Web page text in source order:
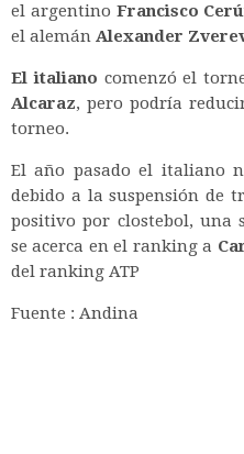
el argentino Francisco
el alemán Alexander
El italiano comenzó el
Alcaraz, pero podría
torneo.
El año pasado el italiano
debido a la suspensión de
positivo por clostebol, una
se acerca en el ranking a
del ranking ATP
Fuente : Andina